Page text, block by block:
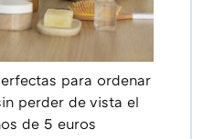
para ordenar
perder de vista el
de 5 euros